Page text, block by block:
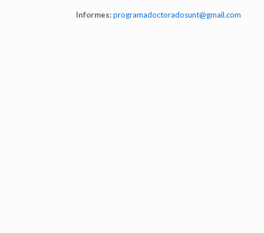
Informes:programadoctoradosunt@gmail.com